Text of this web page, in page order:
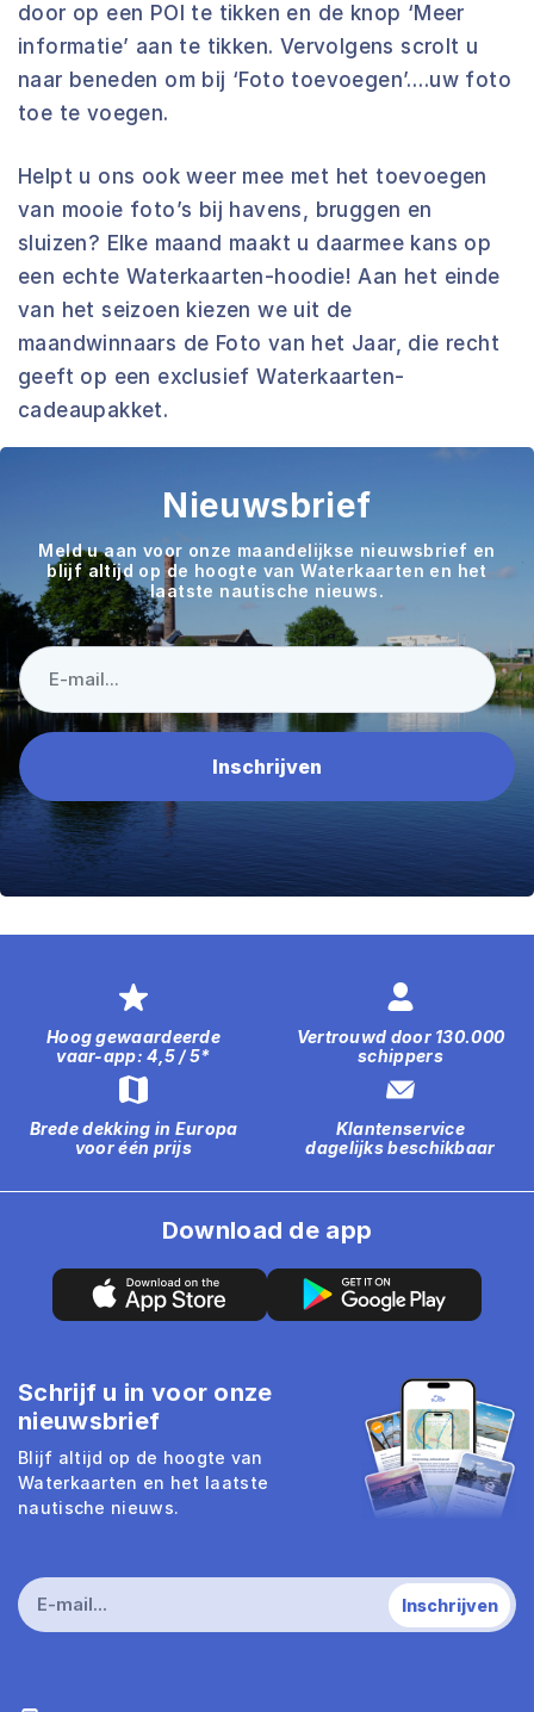
door op een POI te tikken en de knop ‘Meer
informatie’ aan te tikken. Vervolgens scrolt u
naar beneden om bij ‘Foto toevoegen’….uw foto
toe te voegen.
Helpt u ons ook weer mee met het toevoegen
van mooie foto’s bij havens, bruggen en
sluizen? Elke maand maakt u daarmee kans op
een echte Waterkaarten-hoodie! Aan het einde
van het seizoen kiezen we uit de
maandwinnaars de Foto van het Jaar, die recht
geeft op een exclusief Waterkaarten-
cadeaupakket.
Nieuwsbrief
Meld u aan voor onze maandelijkse nieuwsbrief en
blijf altijd op de hoogte van Waterkaarten en het
laatste nautische nieuws.
Hoog gewaardeerde
vaar-app: 4,5 / 5*
Vertrouwd door 130.000
schippers
Brede dekking in Europa
voor één prijs
Klantenservice
dagelijks beschikbaar
Download de app
Schrijf u in voor onze
nieuwsbrief
Blijf altijd op de hoogte van
Waterkaarten en het laatste
nautische nieuws.